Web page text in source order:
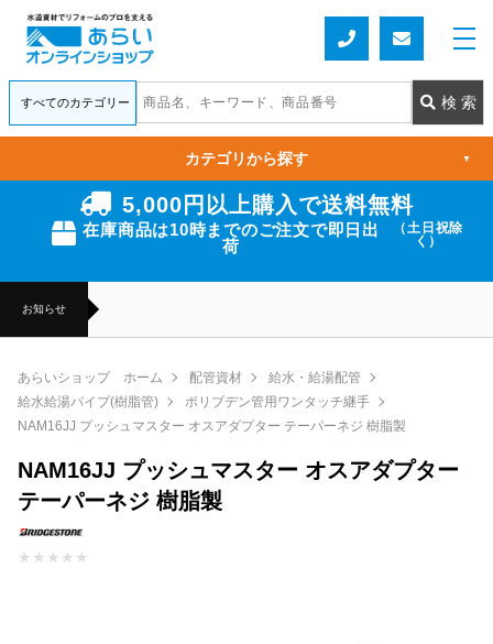
5,000円以上購入で送料無料
在庫商品は10時までのご注文で即日出
荷
（土日祝除
く）
お知らせ
カテゴリから探す ▼
あらいショップ ホーム 配管資材
給水・給湯配管
給水給湯パイプ(樹脂管)
ポリブデン管用ワンタッチ継手
NAM16JJ プッシュマスター オスアダプター テーパーネジ 樹脂製
NAM16JJ プッシュマスター オスアダプター
テーパーネジ 樹脂製
★ ★ ★ ★ ★